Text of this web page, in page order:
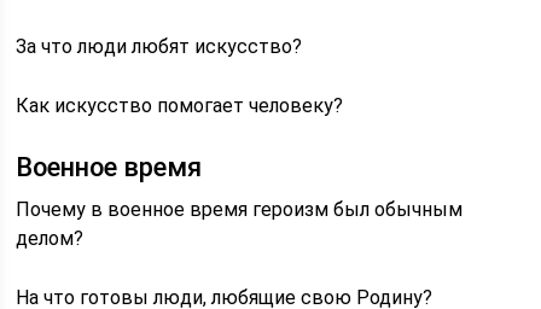
За что люди любят искусство?
Как искусство помогает человеку?
Военное время
Почему в военное время героизм был обычным
делом?
На что готовы люди, любящие свою Родину?